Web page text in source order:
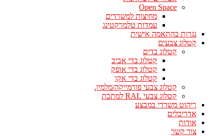
Open Space
מחיצות למשרדים
עמדות טלמרקטינג
נגרות בהתאמה אישית
קטלוג צבעים
קטלוג בדים
קטלוג בדי אביב
קטלוג בדי אופק
קטלוג בדי אקו
קטלוג צבעי פורמייקה/מלמין.
קטלוג צבעי RAL למתכת
ריהוט משרדי במבצע
אדריכלים
אודות
צור קשר